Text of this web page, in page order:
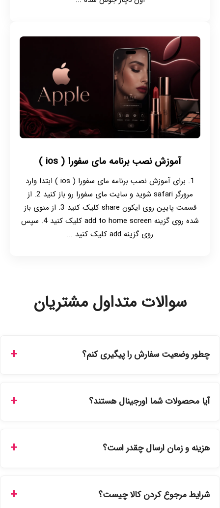
آموزش نصب برنامه مای سفورا ( ios )
1. برای آموزش نصب برنامه مای سفورا ( ios ) ابتدا وارد
مرورگر safari شوید و سایت مای سفورا رو باز کنید 2. از
قسمت پایین روی ایکون share کلیک کنید 3. از منوی باز
شده روی گزینه add to home screen کلیک کنید 4. سپس
روی گزینه add کلیک کنید ...
سوالات متداول مشتریان
چطور وضعیت سفارش را پیگیری کنم؟
سفارشات در سایت، وضعیت لحظه‌ای مرسوله را مشاهده کنید.
آیا محصولات شما اورجینال هستند؟
نمایندگی‌های معتبر تهیه شده و دارای بچ‌کد قابل استعلام هستند.
هزینه و زمان ارسال چقدر است؟
انتخاب کنید و برای شهرستان‌ها بین یک الی ۳ روز کاری از طریق
شرایط مرجوع کردن کالا چیست؟